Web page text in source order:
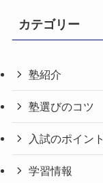
カテゴリー
塾紹介
塾選びのコツ
入試のポイント
学習情報